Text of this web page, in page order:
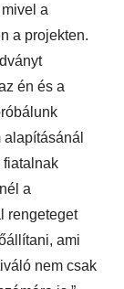
a
a projekten.
én és a
fiatalnak
a
rengeteget
ami
nem csak